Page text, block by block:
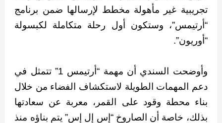
تجريبية غير مأهولة مخطط لإرسالها ضمن برنامج
“أرتيمس”، وستكون أول رحلة متكاملة لكبسولة
“أوريون”.
وأوضحت السندي أن مهمة “أرتيمس 1” تتمثل في
دعم المهمات الطويلة لاستكشاف الفضاء من خلال
بناء محطة وقود على القمر، معربة عن سعادتها
بذلك، خاصة أن الصاروخ “إس إل إس” يتم بناؤه منذ